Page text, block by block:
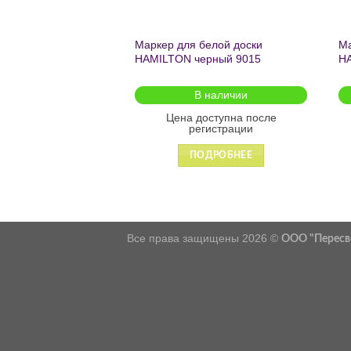
Маркер для белой доски
HAMILTON черный 9015
В наличии
Цена доступна после
регистрации
ПОДРОБНЕЕ
Все права защищены 2026 © ООО